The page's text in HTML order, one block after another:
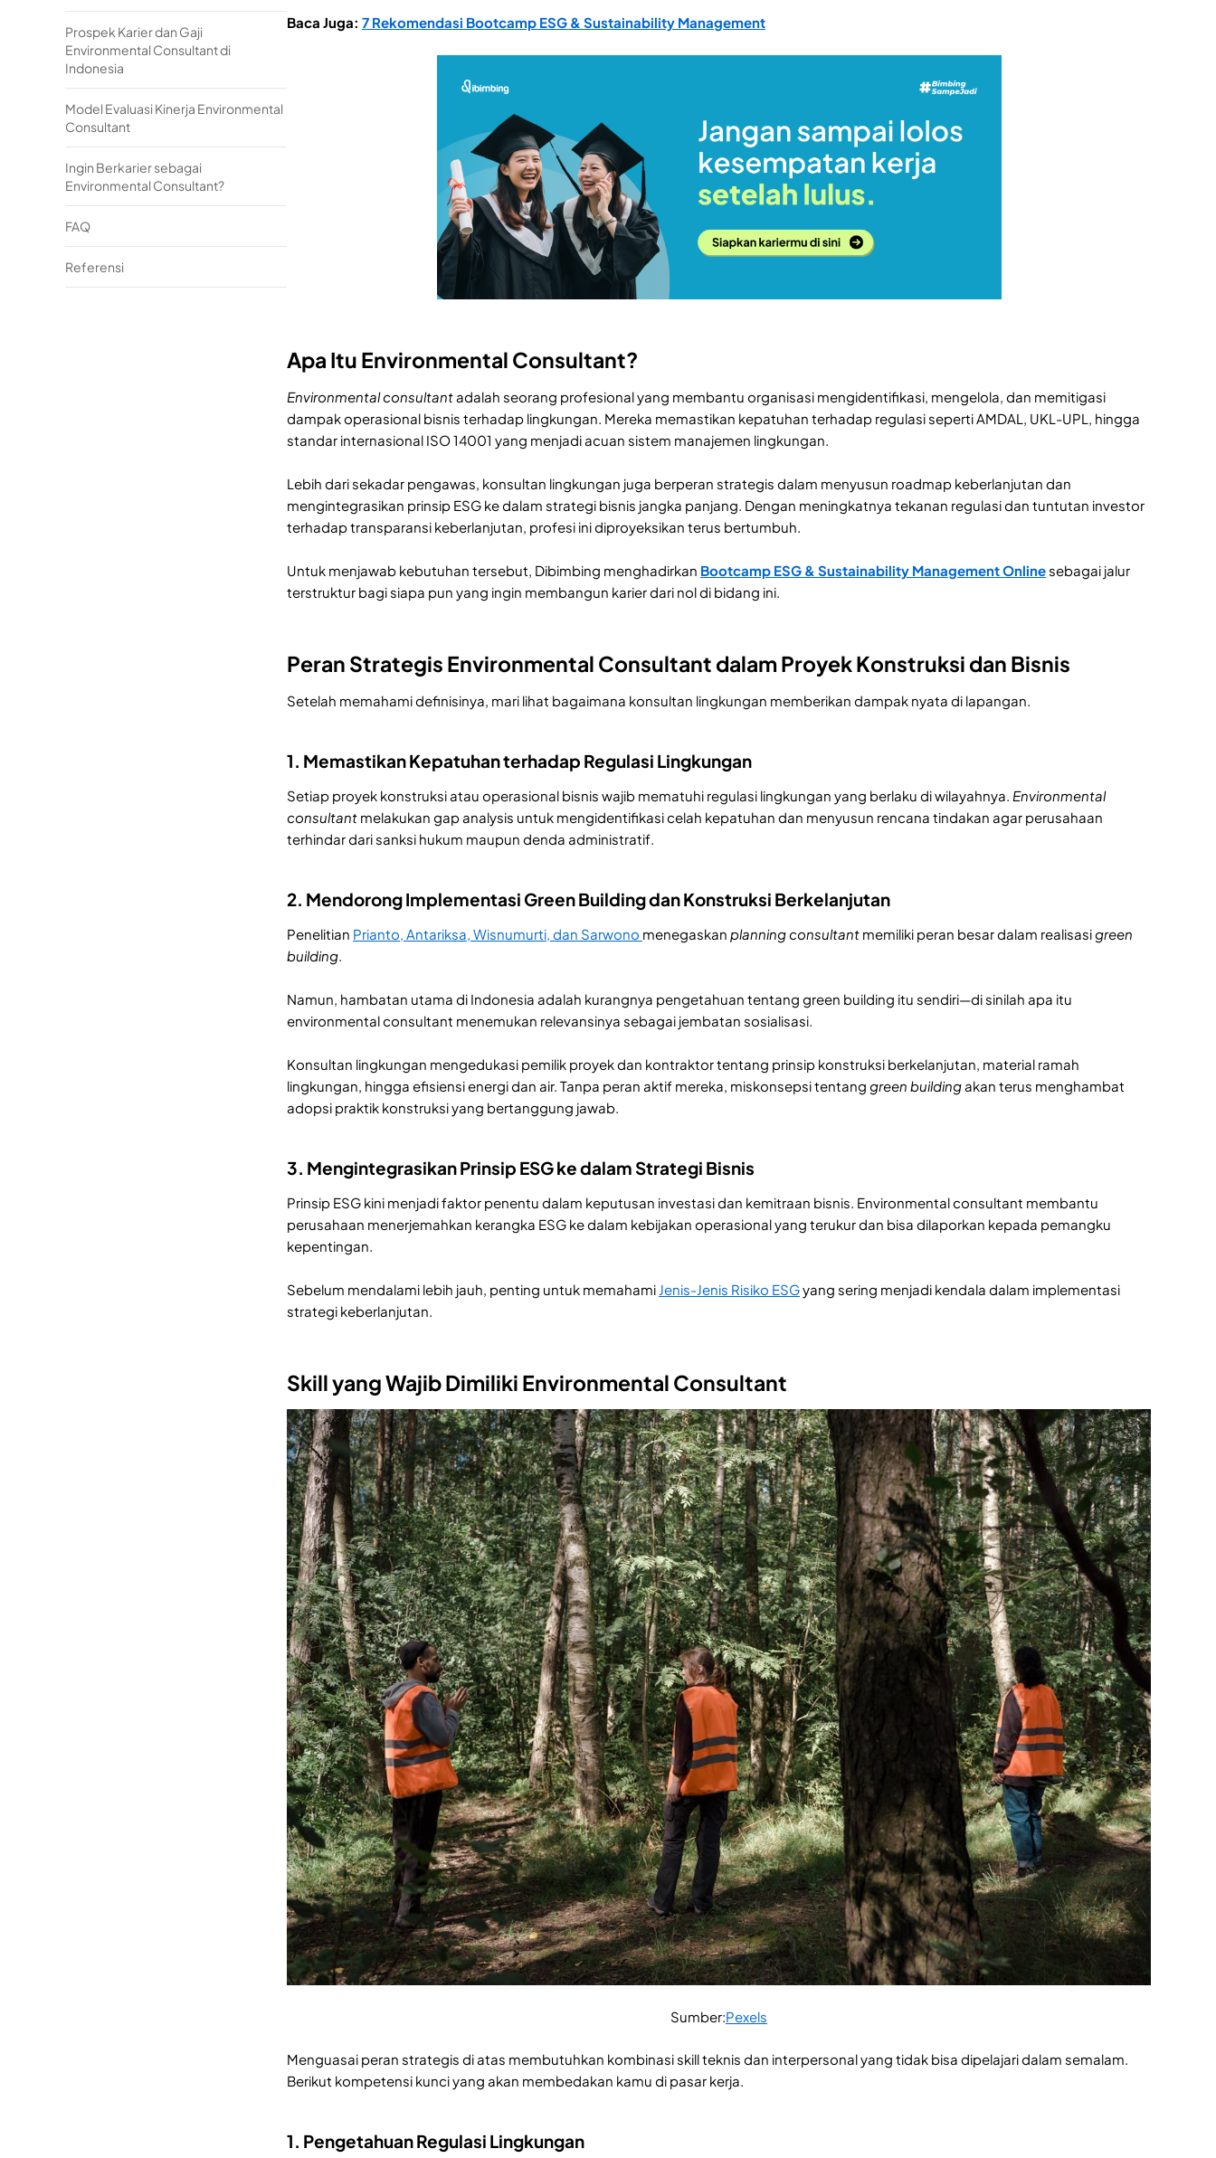
Prospek Karier dan Gaji
Environmental Consultant di
Indonesia
Model Evaluasi Kinerja Environmental
Consultant
Ingin Berkarier sebagai
Environmental Consultant?
FAQ
Referensi
Baca Juga: 7 Rekomendasi Bootcamp ESG & Sustainability Management
Apa Itu Environmental Consultant?
Environmental consultantadalah seorang profesional yang membantu organisasi mengidentifikasi, mengelola, dan memitigasi
dampak operasional bisnis terhadap lingkungan. Mereka memastikan kepatuhan terhadap regulasi seperti AMDAL, UKL-UPL, hingga
standar internasional ISO 14001 yang menjadi acuan sistem manajemen lingkungan.
Lebih dari sekadar pengawas, konsultan lingkungan juga berperan strategis dalam menyusun roadmap keberlanjutan dan
mengintegrasikan prinsip ESG ke dalam strategi bisnis jangka panjang. Dengan meningkatnya tekanan regulasi dan tuntutan investor
terhadap transparansi keberlanjutan, profesi ini diproyeksikan terus bertumbuh.
Untuk menjawab kebutuhan tersebut, Dibimbing menghadirkan Bootcamp ESG & Sustainability Management Onlinesebagai jalur
terstruktur bagi siapa pun yang ingin membangun karier dari nol di bidang ini.
Peran Strategis Environmental Consultant dalam Proyek Konstruksi dan Bisnis
Setelah memahami definisinya, mari lihat bagaimana konsultan lingkungan memberikan dampak nyata di lapangan.
1. Memastikan Kepatuhan terhadap Regulasi Lingkungan
Setiap proyek konstruksi atau operasional bisnis wajib mematuhi regulasi lingkungan yang berlaku di wilayahnya. Environmental
consultant melakukan gap analysis untuk mengidentifikasi celah kepatuhan dan menyusun rencana tindakan agar perusahaan
terhindar dari sanksi hukum maupun denda administratif.
2. Mendorong Implementasi Green Building dan Konstruksi Berkelanjutan
Penelitian Prianto, Antariksa, Wisnumurti, dan Sarwono menegaskan planning consultant memiliki peran besar dalam realisasigreen
building.
Namun, hambatan utama di Indonesia adalah kurangnya pengetahuan tentang green building itu sendiri—di sinilah apa itu
environmental consultant menemukan relevansinya sebagai jembatan sosialisasi.
Konsultan lingkungan mengedukasi pemilik proyek dan kontraktor tentang prinsip konstruksi berkelanjutan, material ramah
lingkungan, hingga efisiensi energi dan air. Tanpa peran aktif mereka, miskonsepsi tentang green buildingakan terus menghambat
adopsi praktik konstruksi yang bertanggung jawab.
3. Mengintegrasikan Prinsip ESG ke dalam Strategi Bisnis
Prinsip ESG kini menjadi faktor penentu dalam keputusan investasi dan kemitraan bisnis. Environmental consultant membantu
perusahaan menerjemahkan kerangka ESG ke dalam kebijakan operasional yang terukur dan bisa dilaporkan kepada pemangku
kepentingan.
Sebelum mendalami lebih jauh, penting untuk memahami Jenis-Jenis Risiko ESGyang sering menjadi kendala dalam implementasi
strategi keberlanjutan.
Skill yang Wajib Dimiliki Environmental Consultant
Sumber:Pexels
Menguasai peran strategis di atas membutuhkan kombinasi skill teknis dan interpersonal yang tidak bisa dipelajari dalam semalam.
Berikut kompetensi kunci yang akan membedakan kamu di pasar kerja.
1. Pengetahuan Regulasi Lingkungan